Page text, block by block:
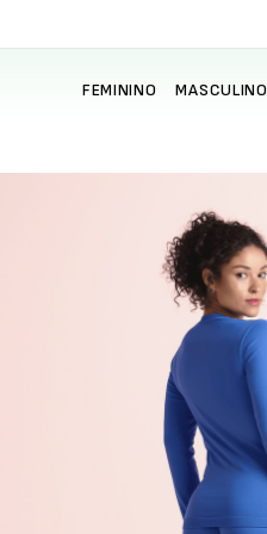
FEMININO MASCULINO